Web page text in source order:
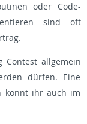
oder Code-
sind oft
Contest allgemein
dürfen. Eine
könnt ihr auch im